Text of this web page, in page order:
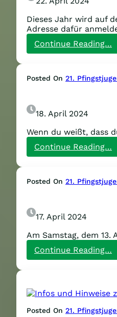
Dieses Jahr wird auf
Adresse dafür
Continue Reading…
Posted On 21.
18. April 2024
Wenn du weißt, dass
Continue Reading…
Posted On 21.
17. April 2024
Am Samstag, dem
Continue Reading…
Posted On 21.